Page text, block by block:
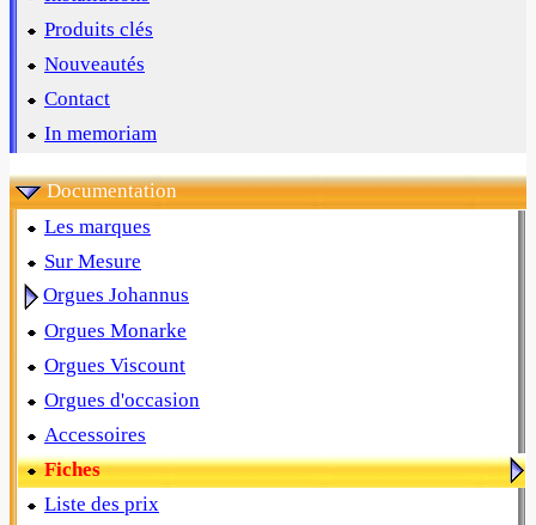
Produits clés
Nouveautés
Contact
In memoriam
Documentation
Les marques
Sur Mesure
Orgues Johannus
Orgues Monarke
Orgues Viscount
Orgues d'occasion
Accessoires
Fiches
Liste des prix